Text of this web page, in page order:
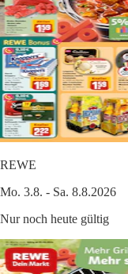
REWE
Mo. 3.8. - Sa. 8.8.2026
Nur noch heute gültig